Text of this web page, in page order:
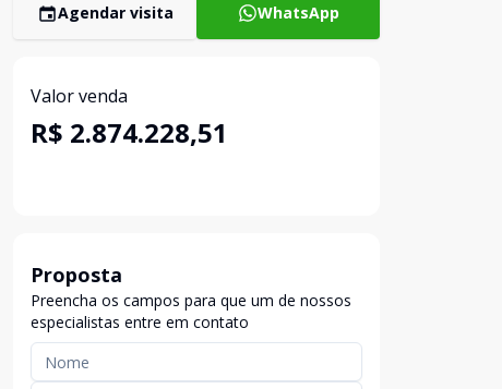
Agendar visita WhatsApp
Valor venda
R$ 2.874.228,51
Proposta
Preencha os campos para que um de nossos
especialistas entre em contato